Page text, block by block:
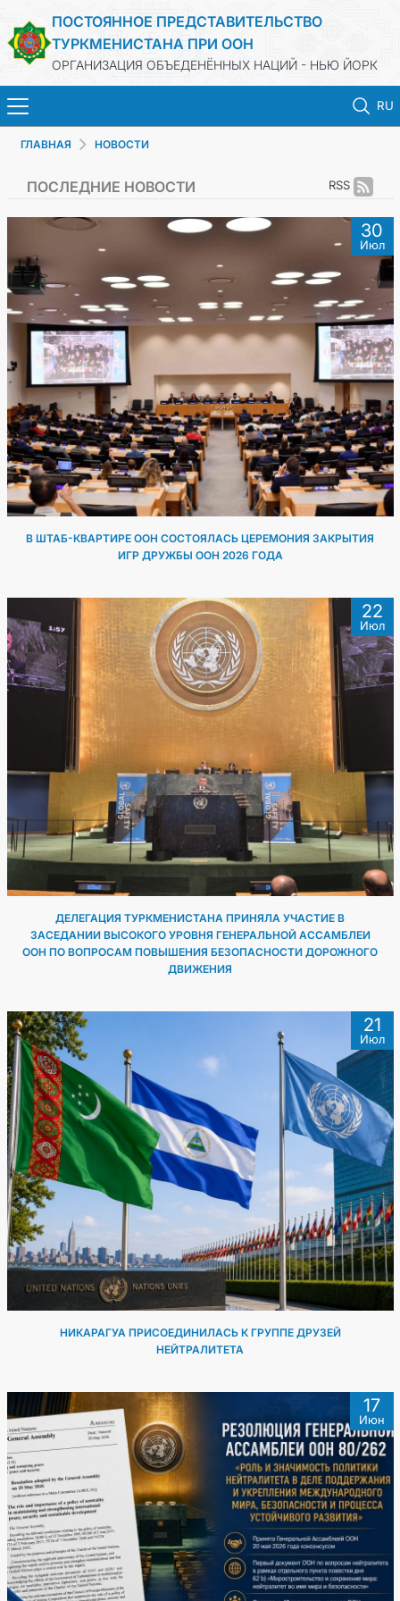
ПОСТОЯННОЕ ПРЕДСТАВИТЕЛЬСТВО
ТУРКМЕНИСТАНА ПРИ ООН
ОРГАНИЗАЦИЯ ОБЪЕДЕНЁННЫХ НАЦИЙ - НЬЮ ЙОРК
RU
ПРИОРИТЕТНЫЕ ПОЗИЦИИ
ВЫСТУПЛЕНИЯ И ДОКУМЕНТЫ
ДИПЛОМАТИЯ
ПОСТОЯННЫЙ НЕЙТРАЛИТЕТ
УСТОЙЧИВЫЙ ТРАНСПОРТ
ГЛАВНАЯ НОВОСТИ
RSS
ПОСЛЕДНИЕ НОВОСТИ
30
Июл
В ШТАБ-КВАРТИРЕ ООН СОСТОЯЛАСЬ ЦЕРЕМОНИЯ ЗАКРЫТИЯ
ИГР ДРУЖБЫ ООН 2026 ГОДА
22
Июл
ДЕЛЕГАЦИЯ ТУРКМЕНИСТАНА ПРИНЯЛА УЧАСТИЕ В
ЗАСЕДАНИИ ВЫСОКОГО УРОВНЯ ГЕНЕРАЛЬНОЙ АССАМБЛЕИ
ООН ПО ВОПРОСАМ ПОВЫШЕНИЯ БЕЗОПАСНОСТИ ДОРОЖНОГО
ДВИЖЕНИЯ
21
Июл
НИКАРАГУА ПРИСОЕДИНИЛАСЬ К ГРУППЕ ДРУЗЕЙ
НЕЙТРАЛИТЕТА
17
Июн